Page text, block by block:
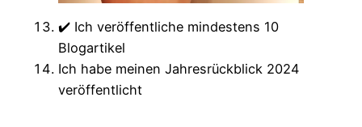
✔️ Ich veröffentliche mindestens 10
Blogartikel
Ich habe meinen Jahresrückblick 2024
veröffentlicht